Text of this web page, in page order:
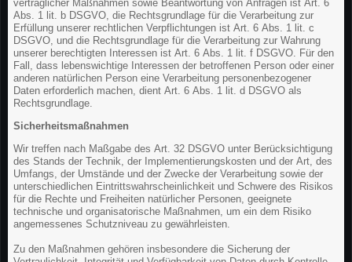
vertraglicher Maßnahmen sowie Beantwortung von Anfragen ist Art. 6
Abs. 1 lit. b DSGVO, die Rechtsgrundlage für die Verarbeitung zur
Erfüllung unserer rechtlichen Verpflichtungen ist Art. 6 Abs. 1 lit. c
DSGVO, und die Rechtsgrundlage für die Verarbeitung zur Wahrung
unserer berechtigten Interessen ist Art. 6 Abs. 1 lit. f DSGVO. Für den
Fall, dass lebenswichtige Interessen der betroffenen Person oder einer
anderen natürlichen Person eine Verarbeitung personenbezogener
Daten erforderlich machen, dient Art. 6 Abs. 1 lit. d DSGVO als
Rechtsgrundlage.
Sicherheitsmaßnahmen
Wir treffen nach Maßgabe des Art. 32 DSGVO unter Berücksichtigung
des Stands der Technik, der Implementierungskosten und der Art, des
Umfangs, der Umstände und der Zwecke der Verarbeitung sowie der
unterschiedlichen Eintrittswahrscheinlichkeit und Schwere des Risikos
für die Rechte und Freiheiten natürlicher Personen, geeignete
technische und organisatorische Maßnahmen, um ein dem Risiko
angemessenes Schutzniveau zu gewährleisten.
Zu den Maßnahmen gehören insbesondere die Sicherung der